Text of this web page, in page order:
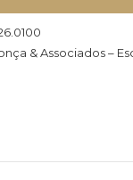
& Associados –